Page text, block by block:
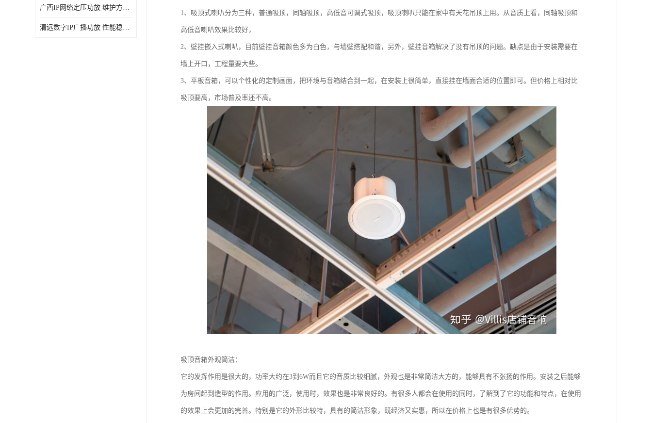
广西IP网络定压功放 维护方便 多应用于公共场合
清远数字IP广播功放 性能稳定 传输距离远
1、吸顶式喇叭分为三种，普通吸顶，同轴吸顶，高低音可调式吸顶，吸顶喇叭只能在家中有天花吊顶上用。从音质上看，同轴吸顶和
高低音喇叭效果比较好，
2、壁挂嵌入式喇叭，目前壁挂音箱颜色多为白色，与墙壁搭配和谐，另外，壁挂音箱解决了没有吊顶的问题。缺点是由于安装需要在
墙上开口，工程量要大些。
3、平板音箱，可以个性化的定制画面，把环境与音箱结合到一起，在安装上很简单，直接挂在墙面合适的位置即可。但价格上相对比
吸顶要高，市场普及率还不高。
吸顶音箱外观简洁：
它的发挥作用是很大的，功率大约在3到6W而且它的音质比较细腻，外观也是非常简洁大方的，能够具有不张扬的作用。安装之后能够
为房间起到造型的作用。应用的广泛，使用时，效果也是非常良好的。有很多人都会在使用的同时，了解到了它的功能和特点，在使用
的效果上会更加的完善。特别是它的外形比较特，具有的简洁形象，既经济又实惠，所以在价格上也是有很多优势的。